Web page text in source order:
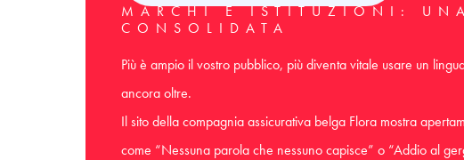
MARCHI E ISTITUZIONI:
CONSOLIDATA
Più è ampio il vostro pubblico, più diventa vitale usare un
ancora oltre.
Il sito della compagnia assicurativa belga Flora mostra
come “Nessuna parola che nessuno capisce” o “Addio al